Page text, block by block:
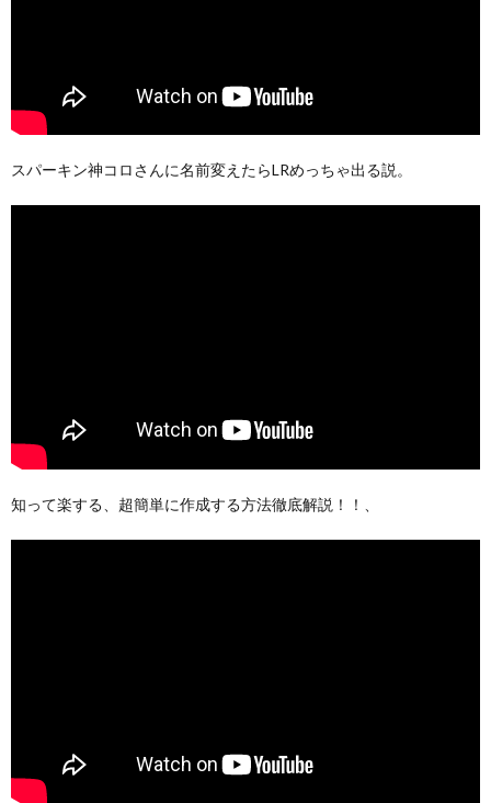
スパーキン神コロさんに名前変えたらLRめっちゃ出る説。
知って楽する、超簡単に作成する方法徹底解説！！、